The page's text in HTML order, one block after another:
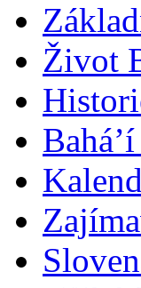
Život